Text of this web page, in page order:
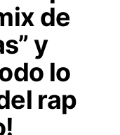
de
y
lo
rap